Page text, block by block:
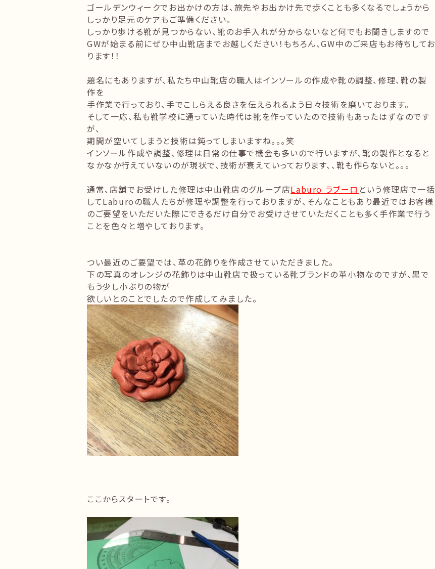
ゴールデンウィークでお出かけの方は、旅先やお出かけ先で歩くことも多くなるでしょうから
しっかり足元のケアもご準備ください。
しっかり歩ける靴が見つからない、靴のお手入れが分からないなど何でもお聞きしますので
GWが始まる前にぜひ中山靴店までお越しください！もちろん、GW中のご来店もお待ちしてお
ります！！
題名にもありますが、私たち中山靴店の職人はインソールの作成や靴の調整、修理、靴の製
作を
手作業で行っており、手でこしらえる良さを伝えられるよう日々技術を磨いております。
そして一応、私も靴学校に通っていた時代は靴を作っていたので技術もあったはずなのです
が、
期間が空いてしまうと技術は鈍ってしまいますね。。。笑
インソール作成や調整、修理は日常の仕事で機会も多いので行いますが、靴の製作となると
なかなか行えていないのが現状で、技術が衰えていっております、、靴も作らないと。。。
通常、店舗でお受けした修理は中山靴店のグループ店Laburo ラブーロ という修理店で一括
してLaburoの職人たちが修理や調整を行っておりますが、そんなこともあり最近ではお客様
のご要望をいただいた際にできるだけ自分でお受けさせていただくことも多く手作業で行う
ことを色々と増やしております。
つい最近のご要望では、革の花飾りを作成させていただきました。
下の写真のオレンジの花飾りは中山靴店で扱っている靴ブランドの革小物なのですが、黒で
もう少し小ぶりの物が
欲しいとのことでしたので作成してみました。
ここからスタートです。